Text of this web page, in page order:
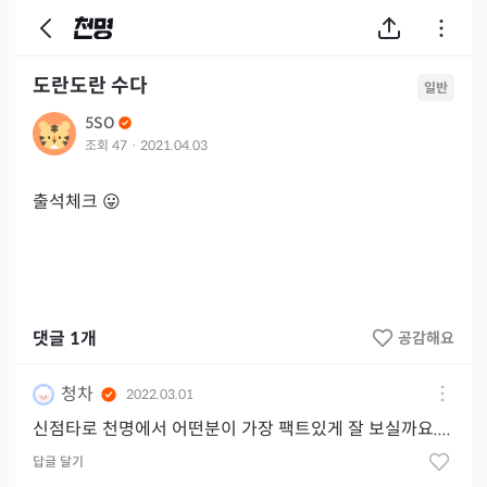
도란도란 수다 일반
5SO
조회 47 · 2021.04.03
출석체크 😛
댓글 1개 공감해요
청차 2022.03.01
신점타로 천명에서 어떤분이 가장 팩트있게 잘 보실까요....
답글 달기